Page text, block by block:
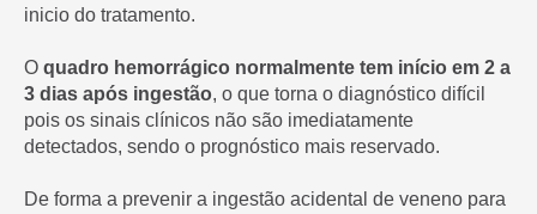
inicio do tratamento.
O quadro hemorrágico normalmente tem início em 2 a
3 dias após ingestão, o que torna o diagnóstico difícil
pois os sinais clínicos não são imediatamente
detectados, sendo o prognóstico mais reservado.
De forma a prevenir a ingestão acidental de veneno para